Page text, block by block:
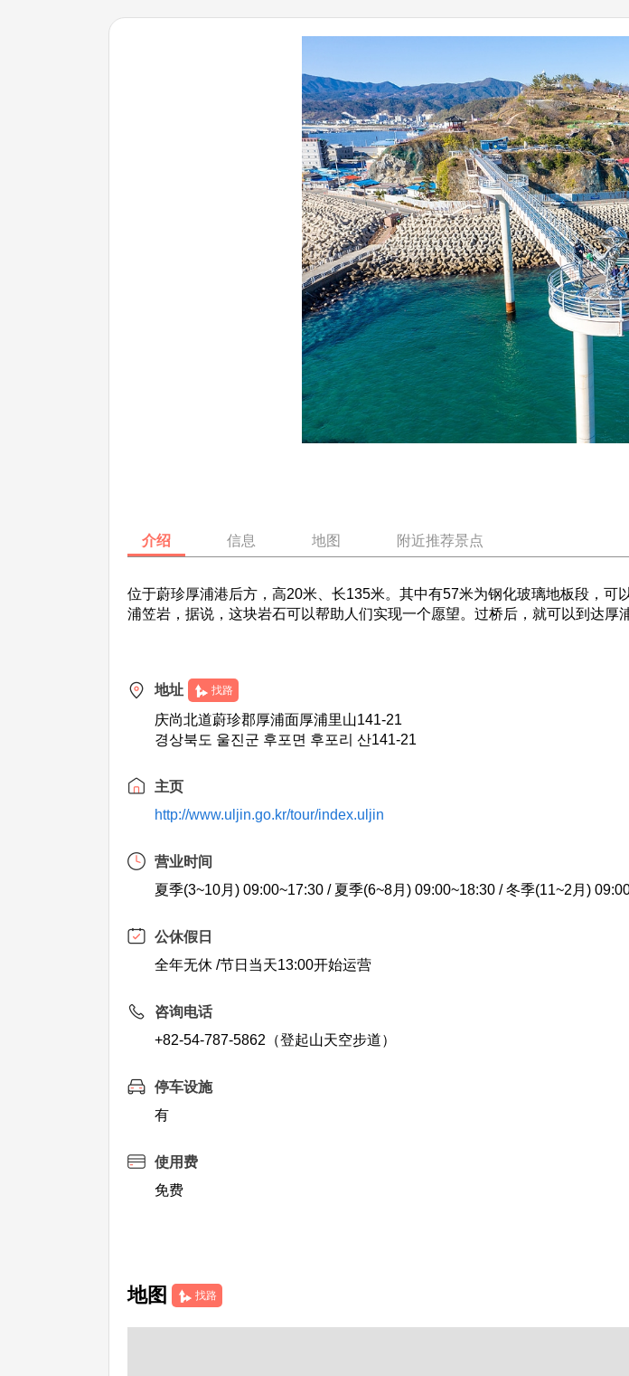
介绍 信息 地图 附近推荐景点
位于蔚珍厚浦港后方，高20米、长135米。其中有57米为钢化玻璃地板段，
浦笠岩，据说，这块岩石可以帮助人们实现一个愿望。过桥后，就可以到达厚
地址 找路
庆尚北道蔚珍郡厚浦面厚浦里山141-21
경상북도 울진군 후포면 후포리 산141-21
主页
http://www.uljin.go.kr/tour/index.uljin
营业时间
夏季(3~10月) 09:00~17:30 / 夏季(6~8月) 09:00~18:30 / 冬季(11~2月)
公休假日
全年无休 /节日当天13:00开始运营
咨询电话
+82-54-787-5862（登起山天空步道）
停车设施
有
使用费
免费
地图 找路